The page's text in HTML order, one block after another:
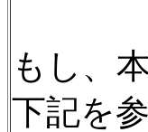
もし、
下記を